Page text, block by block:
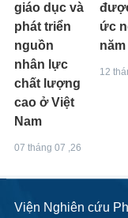
giáo dục và
phát triển
nguồn
nhân lực
chất lượng
cao ở Việt
Nam
07 tháng 07 ,26
ức
năm
12
Viện Nghiên cứu